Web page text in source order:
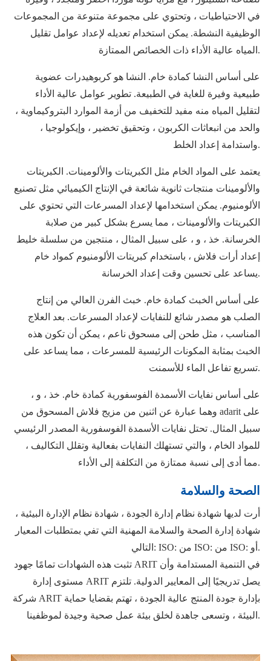
في الاحتياطيات ، وتحتوي على مجموعة متنوعة من المجموعات
الوظيفية النشطة. يمكن استخدام تعديله لإعداد عوامل تقليل
المياه عالية الأداء ذات الخصائص الممتازة.
على أساس النشا كمادة خام. النشا هو كربوهيدرات عضوية
طبيعية وفيرة للغاية في الطبيعة. تطوير عوامل عالية الأداء
لتقليل المياه منه مفيد للتخفيف من أزمة الموارد البتروكيماوية ،
والحد من انبعاثات الكربون ، وتحقيق تخضير ، وإيكولوجيا ،
واستدامة إعداد الخلط.
يعتمد على المواد الخام مثل الكبريتات والألومينات. الكبريتات
والألومينات منتجات ثانوية شائعة في الإنتاج الكيميائي مثل تصنيع
الألومنيوم. يمكن استخدامها لإعداد المسرعات التي تحتوي على
الكبريتات والألومينات ، مما يسرع بشكل كبير من صلابة
الخرسانة. خذ ، و ، على سبيل المثال ، منتجين من سلسلة خليط
إعداد أرات فلاش ، باستخدام كبريتات الألومنيوم كمواد خام
يساعد على تحسين وقت إعداد الخرسانة.
على أساس الخبث كمادة خام. خبث الفرن العالي من إنتاج
الصلب هو مصدر شائع للنفايات لإعداد المسرعات. بعد العلاج
المناسب ، مثل طحن إلى مسحوق ناعم ، يمكن أن تكون هذه
الخبث بمثابة المكونات الرئيسية للمسرعات ، مما يساعد على
تسريع تفاعل الماء للأسمنت.
على أساس نفايات الأسمدة الفوسفورية كمادة خام. خذ ، و ،
وهما عبارة عن اثنين من مزيج فلاش المسحوق من adarit على
سبيل المثال. تحتل نفايات الأسمدة الفوسفورية المصدر الرئيسي
للمواد الخام ، والتي تستهلك النفايات بفعالية وتقلل التكاليف ،
مما أدى إلى نسبة ممتازة من التكلفة إلى الأداء.
الصحة والسلامة
أرت لديها شهادة نظام إدارة الجودة ، شهادة نظام الإدارة البيئية ،
شهادة إدارة الصحة والسلامة المهنية التي تفي بمتطلبات المعيار
التالي: ISO: من ISO: من ISO: أو.
تثبت هذه الشهادات تمامًا جهود ARIT في التنمية المستدامة وأن
مستوى إدارة ARIT يصل تدريجيًا إلى المعايير الدولية. تلتزم
شركة ARIT بإدارة جودة المنتج عالية الجودة ، تهتم بقضايا حماية
البيئة ، وتسعى جاهدة لخلق بيئة عمل صحية وجيدة لموظفينا.